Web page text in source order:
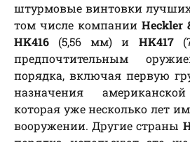
штурмовые винтовки лучших
том числе компании Heckler
HK416 (5,56 мм) и HK417
предпочтительным
порядка, включая первую
назначения
которая уже несколько лет
вооружении. Другие страны